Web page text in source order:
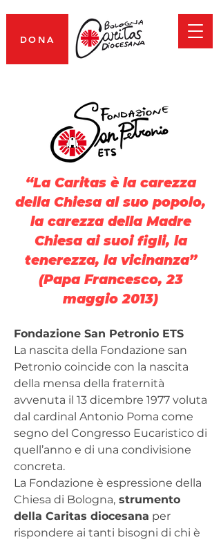
DONA
“La Caritas è la carezza
della Chiesa al suo popolo,
la carezza della Madre
Chiesa ai suoi figli, la
tenerezza, la vicinanza”
(Papa Francesco, 23
maggio 2013)
Fondazione San Petronio ETS
La nascita della Fondazione san
Petronio coincide con la nascita
della mensa della fraternità
avvenuta il 13 dicembre 1977 voluta
dal cardinal Antonio Poma come
segno del Congresso Eucaristico di
quell’anno e di una condivisione
concreta.
La Fondazione è espressione della
Chiesa di Bologna, strumento
della Caritas diocesana per
rispondere ai tanti bisogni di chi è